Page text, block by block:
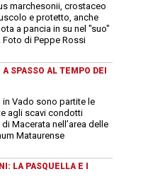
marchesonii, crostaceo
e protetto, anche
a pancia in su nel "suo"
Foto di Peppe Rossi
SPASSO AL TEMPO DEI
in Vado sono partite le
agli scavi condotti
Macerata nell’area delle
Mataurense
LA PASQUELLA E I